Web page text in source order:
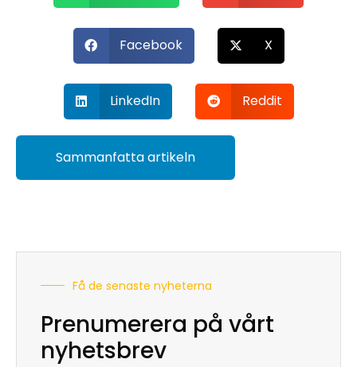
Facebook X
LinkedIn Reddit
Sammanfatta artikeln
Få de senaste nyheterna
Prenumerera på vårt
nyhetsbrev